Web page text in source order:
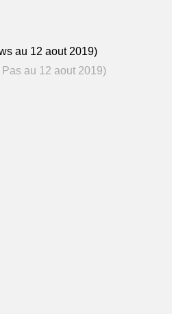
au 12 aout 2019)
au 12 aout 2019)